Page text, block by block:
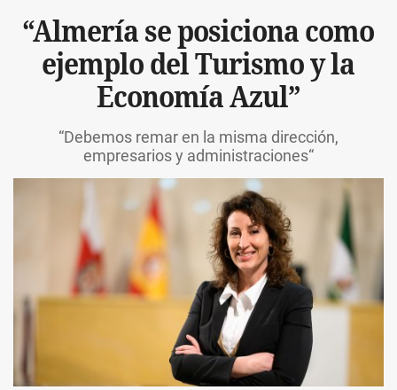
“Almería se posiciona como
ejemplo del Turismo y la
Economía Azul”
“Debemos remar en la misma dirección,
empresarios y administraciones“